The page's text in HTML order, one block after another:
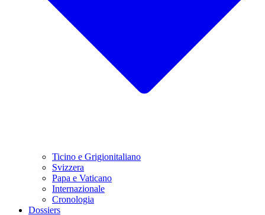
Ticino e Grigionitaliano
Svizzera
Papa e Vaticano
Internazionale
Cronologia
Dossiers